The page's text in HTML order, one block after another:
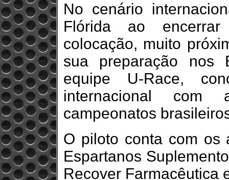
No cenário
Flórida ao
colocação, muito
sua preparação nos
equipe U-Race,
internacional com
campeonatos
O piloto conta com os
Espartanos
Recover Farmacêutica